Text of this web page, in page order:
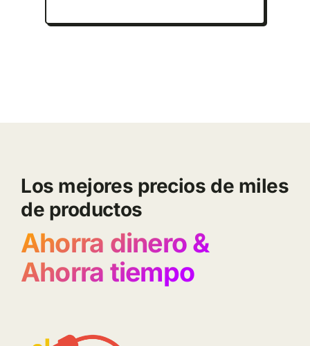
Los mejores precios de miles
de productos
Ahorra dinero &
Ahorra tiempo